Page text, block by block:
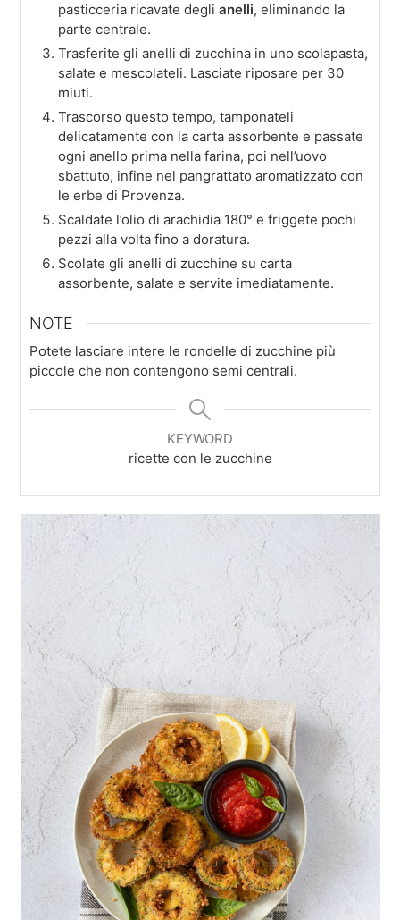
pasticceria ricavate deglianelli, eliminando la
parte centrale.
Trasferite gli anelli di zucchina in uno scolapasta,
salate e mescolateli. Lasciate riposare per 30
miuti.
Trascorso questo tempo, tamponateli
delicatamente con la carta assorbente e passate
ogni anello prima nella farina, poi nell’uovo
sbattuto, infine nel pangrattato aromatizzato con
le erbe di Provenza.
Scaldate l’olio di arachidia 180° e friggete pochi
pezzi alla volta fino a doratura.
Scolate gli anelli di zucchine su carta
assorbente, salate e servite imediatamente.
NOTE
Potete lasciare intere le rondelle di zucchine più
piccole che non contengono semi centrali.
KEYWORD
ricette con le zucchine